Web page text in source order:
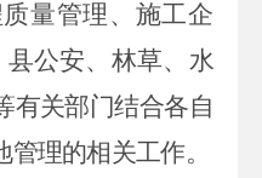
量管理、施工企
县公安、林草、水
有关部门结合各自
理的相关工作。